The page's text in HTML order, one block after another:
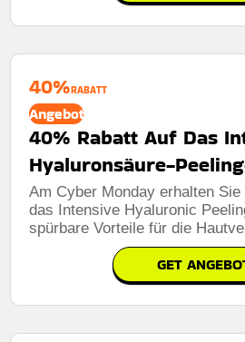
40%RABATT
Angebot
40% Rabatt Auf Das
Hyaluronsäure-
Am Cyber ​​Monday erhalten
das Intensive Hyaluronic
spürbare Vorteile für die
GET